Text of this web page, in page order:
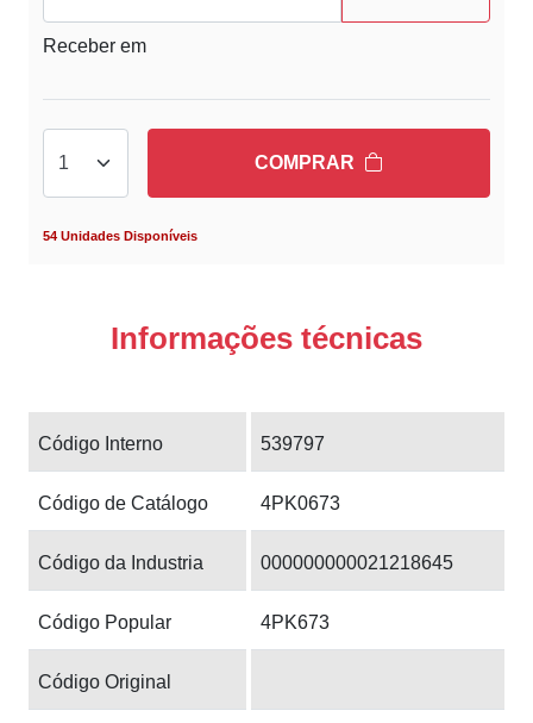
Receber em
COMPRAR
54 Unidades Disponíveis
Informações técnicas
Código Interno 539797
Código de Catálogo 4PK0673
Código da Industria 000000000021218645
Código Popular 4PK673
Código Original